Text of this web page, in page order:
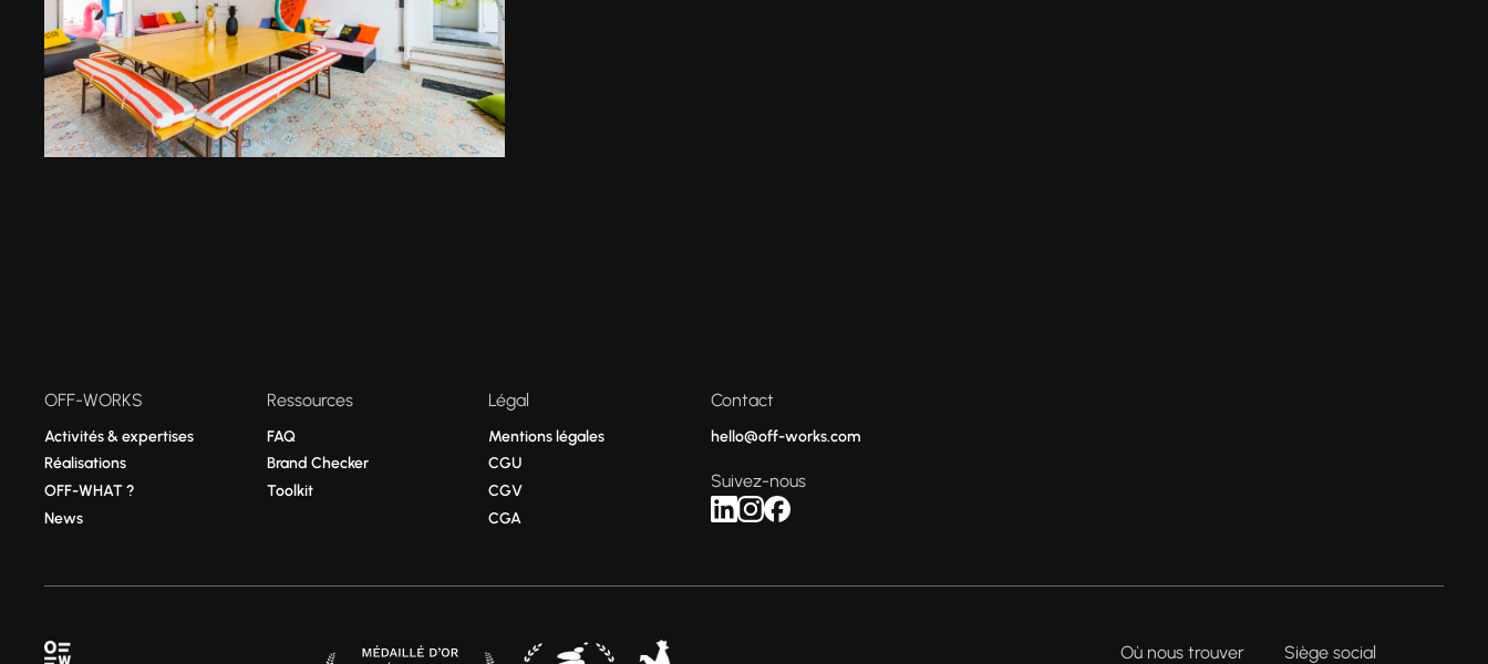
OFF-WORKS
Activités & expertises
Réalisations
OFF-WHAT ?
News
Ressources
FAQ
Brand Checker
Toolkit
Légal
Mentions légales
CGU
CGV
CGA
Contact
hello@off-works.com
Suivez-nous
Où nous trouver Siège social